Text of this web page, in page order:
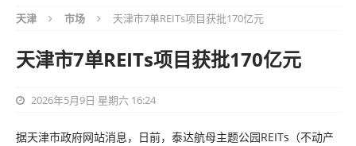
天津 市场 天津市7单REITs项目获批170亿元
天津市7单REITs项目获批170亿元
2026年5月9日 星期六 16:24
据天津市政府网站消息，日前，泰达航母主题公园REITs（不动产